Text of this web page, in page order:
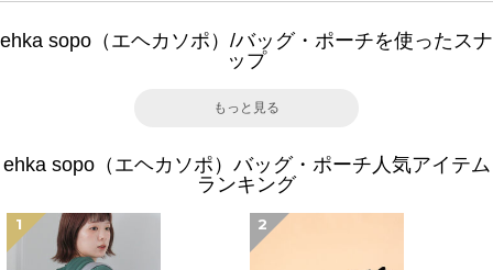
ehka sopo（エヘカソポ）/バッグ・ポーチを使ったスナ
ップ
もっと見る
ehka sopo（エヘカソポ）バッグ・ポーチ人気アイテム
ランキング
1 2